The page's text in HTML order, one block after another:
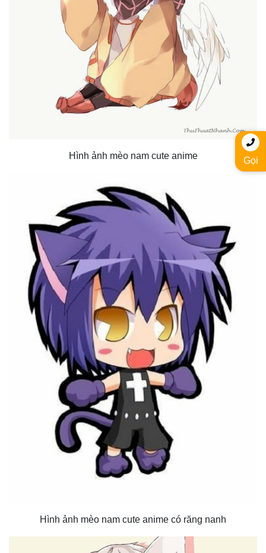
Hình ảnh mèo nam cute anime
Hình ảnh mèo nam cute anime có răng nanh
Gọi